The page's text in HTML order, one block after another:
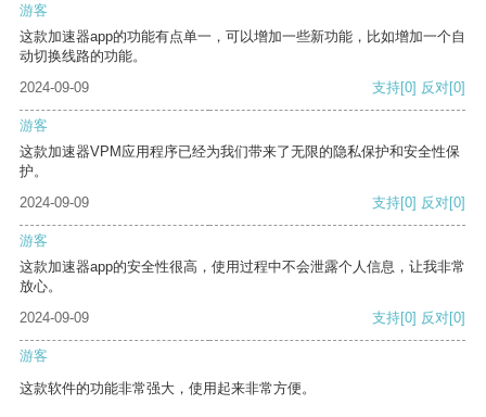
游客
这款加速器app的功能有点单一，可以增加一些新功能，比如增加一个自
动切换线路的功能。
2024-09-09
支持[0] 反对[0]
游客
这款加速器VPM应用程序已经为我们带来了无限的隐私保护和安全性保
护。
2024-09-09
支持[0] 反对[0]
游客
这款加速器app的安全性很高，使用过程中不会泄露个人信息，让我非常
放心。
2024-09-09
支持[0] 反对[0]
游客
这款软件的功能非常强大，使用起来非常方便。